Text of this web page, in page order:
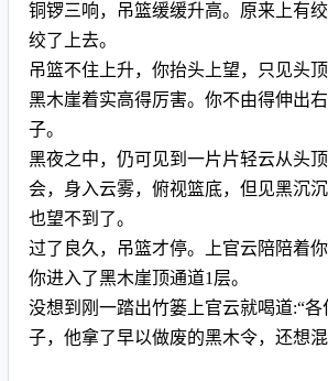
铜锣三响，吊篮缓缓升高。原来上有
绞了上去。
吊篮不住上升，你抬头上望，只见头
黑木崖着实高得厉害。你不由得伸出
子。
黑夜之中，仍可见到一片片轻云从头
会，身入云雾，俯视篮底，但见黑沉
也望不到了。
过了良久，吊篮才停。上官云陪陪着你
你进入了黑木崖顶通道1层。
没想到刚一踏出竹篓上官云就喝道:“
子，他拿了早以做废的黑木令，还想